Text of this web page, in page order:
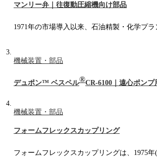
マンリー弁｜往復動圧縮機向け部品
1971年の市場導入以来、石油精製・化学プ
機械装置・部品
デュポン™ ベスペル®CR-6100｜遠心ポン
機械装置・部品
フォームフレックスカップリング
フォームフレックスカップリングは、1975